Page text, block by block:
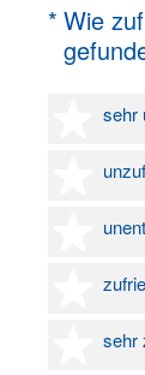
* Wie
sehr
1
2
3
4
sehr
5